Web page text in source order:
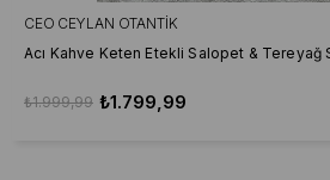
CEO CEYLAN OTANTIK
Acı Kahve Keten Etekli Salopet & Tereyağ
₺1.799,99
₺1.999,99